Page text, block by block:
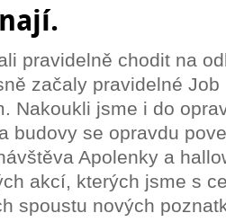
pravidelně chodit na
začaly pravidelné
Nakoukli jsme i do
budovy se opravdu
Apolenky a
akcí, kterých jsme s
spoustu nových